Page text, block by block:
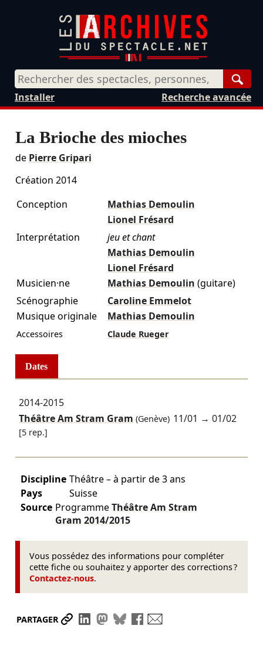
Recherche avancée
Installer
La Brioche des mioches
de Pierre Gripari
Création 2014
Conception
Mathias Demoulin
Lionel Frésard
Interprétation
jeu et chant
Mathias Demoulin
Lionel Frésard
Musicien·ne
Mathias Demoulin (guitare)
Scénographie
Caroline Emmelot
Musique originale
Mathias Demoulin
Accessoires Claude Rueger
Dates
2014-2015
Théâtre Am Stram Gram (Genève) 11/01 →01/02
[5 rep.]
Discipline Théâtre – à partir de 3 ans
Pays
Suisse
Source ProgrammeThéâtre Am Stram
Gram 2014/2015
Vous possédez des informations pour compléter
cette fiche ou souhaitez y apporter des corrections ?
Contactez-nous.
PARTAGER Partager le lien
Partager sur LinkedIn
Partager sur Mastodon
Partager sur Bluesky
Partager sur Facebook